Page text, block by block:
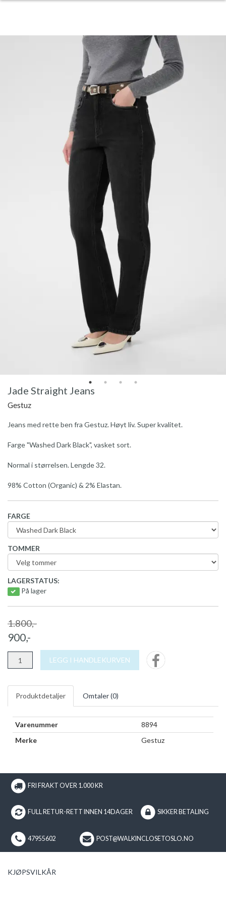
Jade Straight Jeans
Gestuz
Jeans med rette ben fra Gestuz. Høyt liv. Super kvalitet.
Farge "Washed Dark Black", vasket sort.
Normal i størrelsen. Lengde 32.
98% Cotton (Organic) & 2% Elastan.
FARGE
TOMMER
LAGERSTATUS:
På lager
1.800,-
900,-
LEGG I HANDLEKURVEN
Produktdetaljer Omtaler (0)
Varenummer
8894
Merke
Gestuz
FRI FRAKT OVER 1.000 KR
FULL RETUR-RETT INNEN 14DAGER SIKKER BETALING
47955602 POST@WALKINCLOSETOSLO.NO
KJØPSVILKÅR